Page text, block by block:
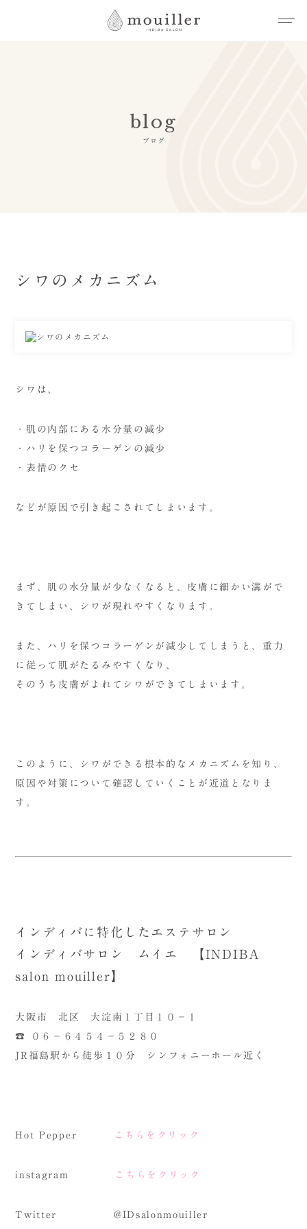
blog
ブログ
シワのメカニズム
シワは、
・肌の内部にある水分量の減少
・ハリを保つコラーゲンの減少
・表情のクセ
などが原因で引き起こされてしまいます。
まず、肌の水分量が少なくなると、皮膚に細かい溝がで
きてしまい、シワが現れやすくなります。
また、ハリを保つコラーゲンが減少してしまうと、重力
に従って肌がたるみやすくなり、
そのうち皮膚がよれてシワができてしまいます。
このように、シワができる根本的なメカニズムを知り、
原因や対策について確認していくことが近道となりま
す。
インディバに特化したエステサロン
インディバサロン ムイエ 【INDIBA
salon mouiller】
大阪市 北区 大淀南１丁目１０－１
☎ ０６－６４５４－５２８０
JR福島駅から徒歩１０分 シンフォニーホール近く
Hot Pepper こちらをクリック
instagram こちらをクリック
Twitter @IDsalonmouiller